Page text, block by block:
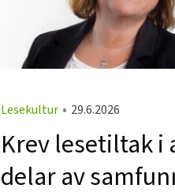
Lesekultur • 29.6.2026
Krev lesetiltak i
delar av